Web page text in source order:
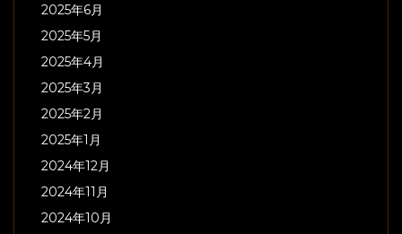
2025年6月
2025年5月
2025年4月
2025年3月
2025年2月
2025年1月
2024年12月
2024年11月
2024年10月